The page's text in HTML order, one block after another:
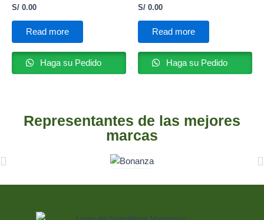
S/ 0.00
Read more
Haga su Pedido
S/ 0.00
Read more
Haga su Pedido
Representantes de las mejores
marcas